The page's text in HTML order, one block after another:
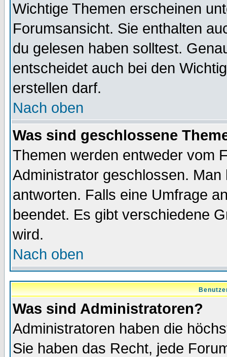
Wichtige Themen erscheinen
Forumsansicht. Sie enthalten
du gelesen haben solltest.
entscheidet auch bei den
erstellen darf.
Nach oben
Was sind geschlossene
Themen werden entweder vom
Administrator geschlossen.
antworten. Falls eine Umfrage
beendet. Es gibt verschiedene
wird.
Nach oben
Was sind Administratoren?
Administratoren haben die
Sie haben das Recht, jede